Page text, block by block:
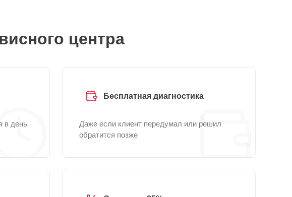
центра
в день
Бесплатная диагностика
Даже если клиент передумал или решил
обратится позже